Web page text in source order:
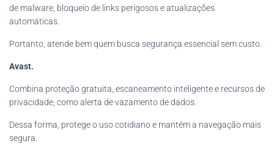
de malware, bloqueio de links perigosos e atualizações
automáticas.
Portanto, atende bem quem busca segurança essencial sem custo.
Avast.
Combina proteção gratuita, escaneamento inteligente e recursos de
privacidade, como alerta de vazamento de dados.
Dessa forma, protege o uso cotidiano e mantém a navegação mais
segura.